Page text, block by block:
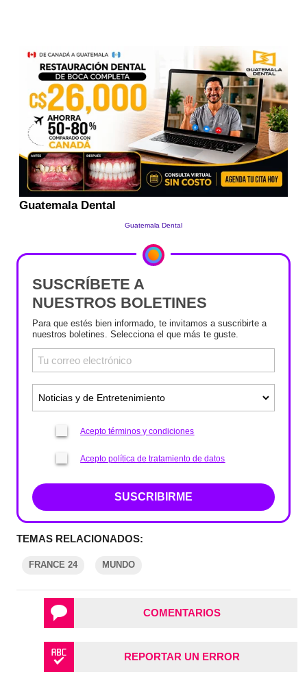
SUSCRÍBETE A
NUESTROS BOLETINES
Para que estés bien informado, te invitamos a suscribirte a
nuestros boletines. Selecciona el que más te guste.
Acepto términos y condiciones
Acepto política de tratamiento de datos
SUSCRIBIRME
TEMAS RELACIONADOS:
FRANCE 24 MUNDO
COMENTARIOS
REPORTAR UN ERROR